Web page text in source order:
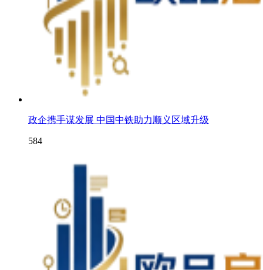
政企携手谋发展 中国中铁助力顺义区域升级
584